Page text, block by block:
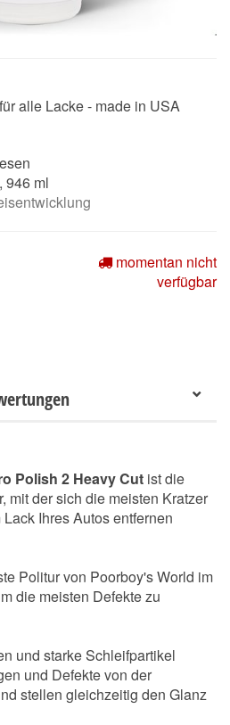
alle Lacke - made in USA
, 946 ml
momentan nicht
verfügbar
Polish 2 Heavy Cut ist die
mit der sich die meisten Kratzer
Ihres Autos entfernen
Politur von Poorboy's World im
die meisten Defekte zu
und starke Schleifpartikel
und Defekte von der
stellen gleichzeitig den Glanz